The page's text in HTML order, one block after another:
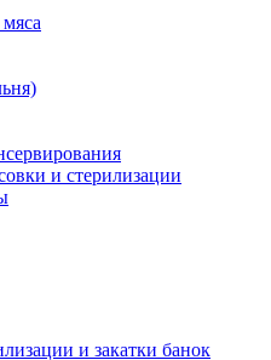
и стерилизации
и закатки банок